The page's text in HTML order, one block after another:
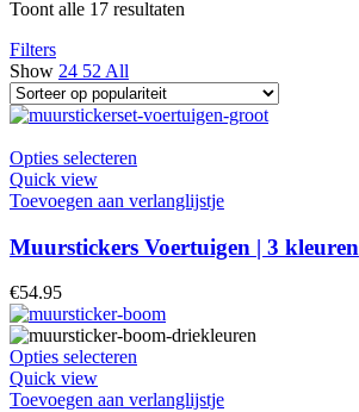
Toont alle 17 resultaten
Filters
Show 24 52 All
Opties selecteren
Quick view
Toevoegen aan verlanglijstje
Muurstickers Voertuigen | 3 kleuren
€54.95
Opties selecteren
Quick view
Toevoegen aan verlanglijstje